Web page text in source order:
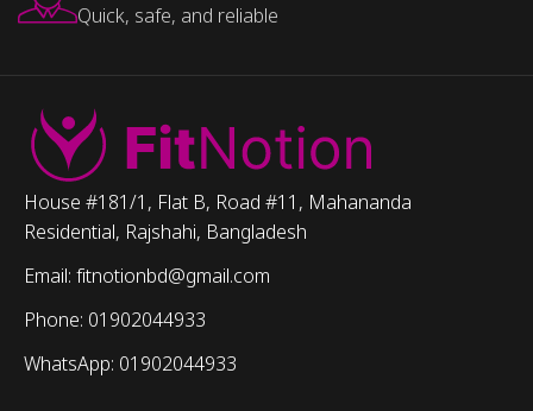
Quick, safe, and reliable
House #181/1, Flat B, Road #11, Mahananda
Residential, Rajshahi, Bangladesh
Email: fitnotionbd@gmail.com
Phone: 01902044933
WhatsApp: 01902044933